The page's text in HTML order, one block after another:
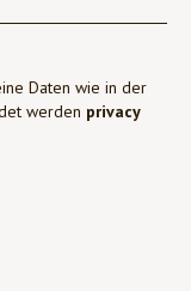
Daten wie in der
werden privacy